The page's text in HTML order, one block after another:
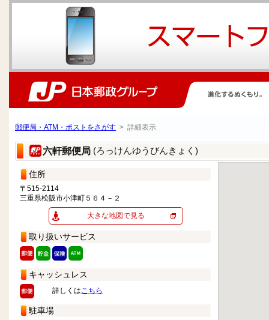
郵便局・ATM・ポストをさがす > 詳細表示
六軒郵便局 (ろっけんゆうびんきょく)
住所
〒515-2114
三重県松阪市小津町５６４－２
大きな地図で見る
取り扱いサービス
キャッシュレス
詳しくはこちら
駐車場